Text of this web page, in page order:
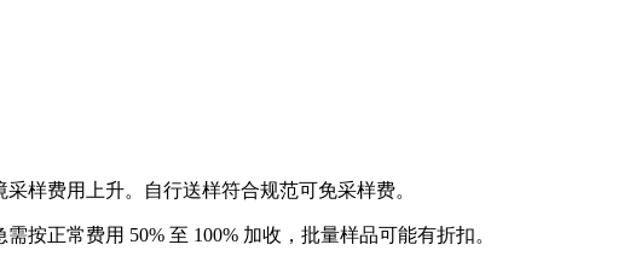
样费用上升。自行送样符合规范可免采样费。
正常费用 50% 至 100% 加收，批量样品可能有折扣。